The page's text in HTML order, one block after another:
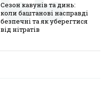
Сезон кавунів та динь:
коли баштанові насправді
безпечні та як уберегтися
від нітратів